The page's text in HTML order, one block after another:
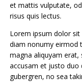
et mattis vulputate,
risus quis lectus.
Lorem ipsum dolor
diam nonumy eirmod
magna aliquyam
accusam et justo duo
gubergren, no sea